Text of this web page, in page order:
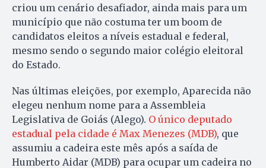
criou um cenário desafiador, ainda mais para um
município que não costuma ter um boom de
candidatos eleitos a níveis estadual e federal,
mesmo sendo o segundo maior colégio eleitoral
do Estado.
Nas últimas eleições, por exemplo, Aparecida não
elegeu nenhum nome para a Assembleia
Legislativa de Goiás (Alego). O único deputado
estadual pela cidade é Max Menezes (MDB), que
assumiu a cadeira este mês após a saída de
Humberto Aidar (MDB) para ocupar um cadeira no